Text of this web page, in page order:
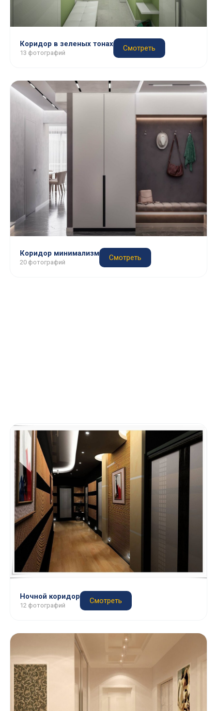
Коридор в зеленых тонах
13 фотографий
Смотреть
Коридор минимализм
20 фотографий
Смотреть
Ночной коридор
12 фотографий
Смотреть